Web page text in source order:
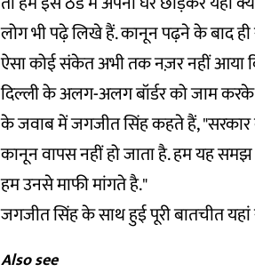
लोग भी पढ़े लिखे हैं. कानून पढ़ने के बाद
ऐसा कोई संकेत अभी तक नज़र नहीं आया
दिल्ली के अलग-अलग बॉर्डर को जाम
के जवाब में जगजीत सिंह कहते हैं,
कानून वापस नहीं हो जाता है. हम यह
हम उनसे माफी मांगते है."
जगजीत सिंह के साथ हुई पूरी बातचीत
Also see